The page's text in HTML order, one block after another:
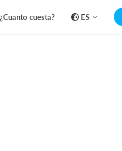
¿Cuanto cuesta? ES